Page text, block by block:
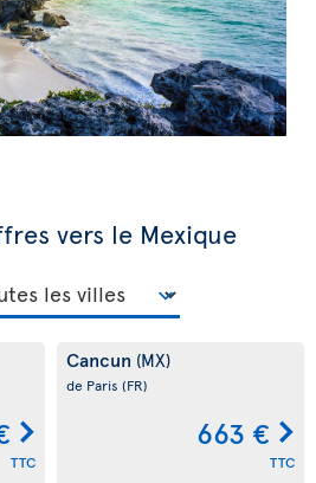
vers le Mexique
TTC
Cancun (MX)
de Paris (FR)
663 €
TTC